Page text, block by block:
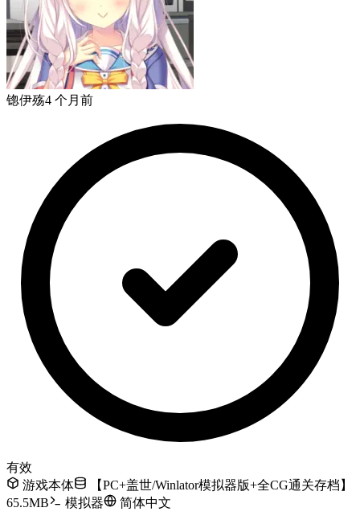
锪伊殇4 个月前
有效
游戏本体
【PC+盖世/Winlator模拟器版+全CG通关存档】
65.5MB
模拟器 简体中文